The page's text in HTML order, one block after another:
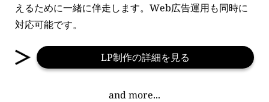
えるために一緒に伴走します。Web広告運用も同時に
対応可能です。
LP制作の詳細を見る
and more...